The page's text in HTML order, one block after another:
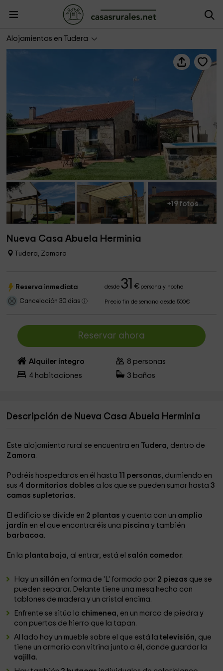
Alojamientos en Tudera
Nueva Casa Abuela Herminia
+19 fotos
Nueva Casa Abuela Herminia
Tudera, Zamora
Reserva inmediata desde31 €persona y noche
Cancelación 30 días Precio fin de semana desde 500€
Reservar ahora
Alquiler íntegro 8 personas
4 habitaciones 3 baños
Descripción de Nueva Casa Abuela Herminia
Este alojamiento rural se encuentra en Tudera, dentro de
Zamora.
Podréis hospedaros en él hasta 11 personas, durmiendo en
sus 4 dormitorios dobles a los que se pueden sumar hasta3
camas supletorias.
El edificio se divide en 2 plantas y cuenta con un amplio
jardín en el que encontraréis una piscinay también
barbacoa.
En la planta baja, al entrar, está el salón comedor:
Hay un sillón en forma de 'L' formado por 2 piezas que se
pueden separar. Delante tiene una mesa hecha con
tablones de madera y un cristal encima.
Enfrente se sitúa la chimenea, en un marco de piedra y
con puertas de hierro que la tapan.
Al lado hay un mueble sobre el que está latelevisión, que
tiene un armario con vitrina junto a él, donde guardar la
vajilla.